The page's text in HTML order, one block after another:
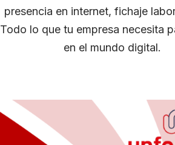
presencia en internet, fichaje
Todo lo que tu empresa necesita
en el mundo digital.